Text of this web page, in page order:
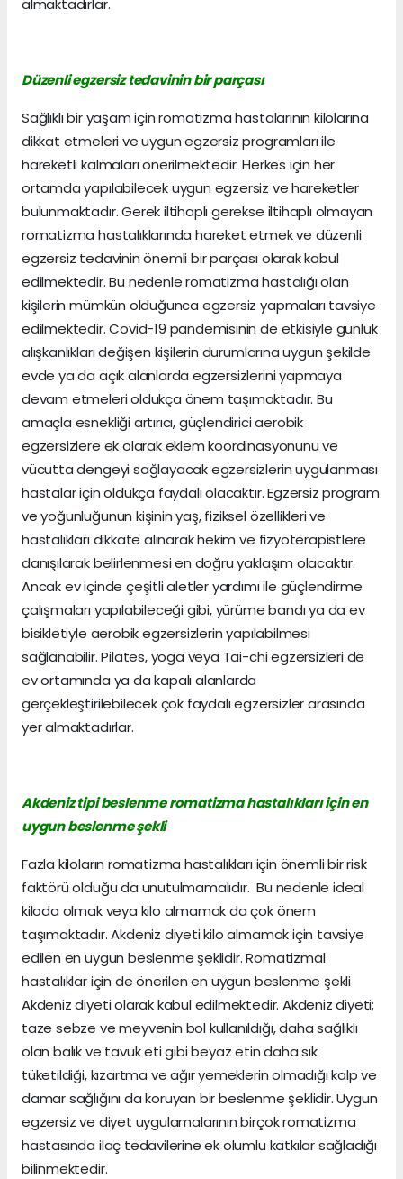
almaktadırlar.
Düzenli egzersiz tedavinin bir parçası
Sağlıklı bir yaşam için romatizma hastalarının kilolarına
dikkat etmeleri ve uygun egzersiz programları ile
hareketli kalmaları önerilmektedir. Herkes için her
ortamda yapılabilecek uygun egzersiz ve hareketler
bulunmaktadır. Gerek iltihaplı gerekse iltihaplı olmayan
romatizma hastalıklarında hareket etmek ve düzenli
egzersiz tedavinin önemli bir parçası olarak kabul
edilmektedir. Bu nedenle romatizma hastalığı olan
kişilerin mümkün olduğunca egzersiz yapmaları tavsiye
edilmektedir. Covid-19 pandemisinin de etkisiyle günlük
alışkanlıkları değişen kişilerin durumlarına uygun şekilde
evde ya da açık alanlarda egzersizlerini yapmaya
devam etmeleri oldukça önem taşımaktadır. Bu
amaçla esnekliği artırıcı, güçlendirici aerobik
egzersizlere ek olarak eklem koordinasyonunu ve
vücutta dengeyi sağlayacak egzersizlerin uygulanması
hastalar için oldukça faydalı olacaktır. Egzersiz program
ve yoğunluğunun kişinin yaş, fiziksel özellikleri ve
hastalıkları dikkate alınarak hekim ve fizyoterapistlere
danışılarak belirlenmesi en doğru yaklaşım olacaktır.
Ancak ev içinde çeşitli aletler yardımı ile güçlendirme
çalışmaları yapılabileceği gibi, yürüme bandı ya da ev
bisikletiyle aerobik egzersizlerin yapılabilmesi
sağlanabilir. Pilates, yoga veya Tai-chi egzersizleri de
ev ortamında ya da kapalı alanlarda
gerçekleştirilebilecek çok faydalı egzersizler arasında
yer almaktadırlar.
Akdeniz tipi beslenme romatizma hastalıkları için en
uygun beslenme şekli
Fazla kiloların romatizma hastalıkları için önemli bir risk
faktörü olduğu da unutulmamalıdır. Bu nedenle ideal
kiloda olmak veya kilo almamak da çok önem
taşımaktadır. Akdeniz diyeti kilo almamak için tavsiye
edilen en uygun beslenme şeklidir. Romatizmal
hastalıklar için de önerilen en uygun beslenme şekli
Akdeniz diyeti olarak kabul edilmektedir. Akdeniz diyeti;
taze sebze ve meyvenin bol kullanıldığı, daha sağlıklı
olan balık ve tavuk eti gibi beyaz etin daha sık
tüketildiği, kızartma ve ağır yemeklerin olmadığı kalp ve
damar sağlığını da koruyan bir beslenme şeklidir. Uygun
egzersiz ve diyet uygulamalarının birçok romatizma
hastasında ilaç tedavilerine ek olumlu katkılar sağladığı
bilinmektedir.